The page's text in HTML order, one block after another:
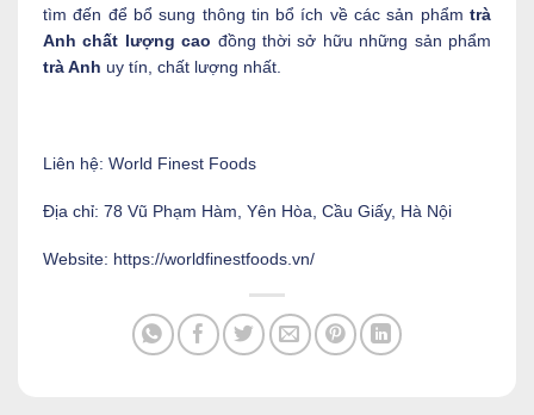
tìm đến để bổ sung thông tin bổ ích về các sản phẩm trà
Anh chất lượng cao đồng thời sở hữu những sản phẩm
trà Anh uy tín, chất lượng nhất.
Liên hệ: World Finest Foods
Địa chỉ: 78 Vũ Phạm Hàm, Yên Hòa, Cầu Giấy, Hà Nội
Website: https://worldfinestfoods.vn/